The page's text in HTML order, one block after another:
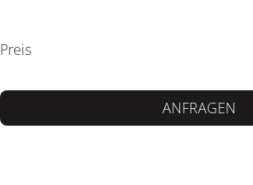
Preis
ANFRAGEN